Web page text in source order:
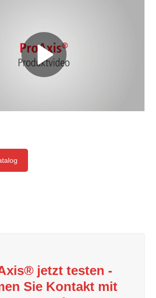
jetzt testen -
Sie Kontakt mit